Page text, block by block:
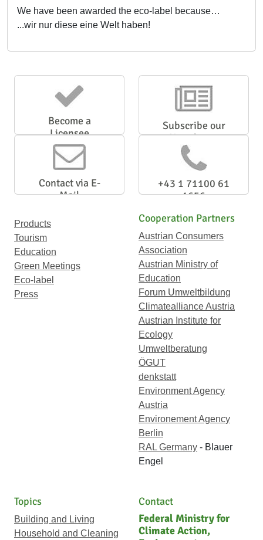
We have been awarded the eco-label because…
...wir nur diese eine Welt haben!
Become a
Licensee
Subscribe our
Newsletter
Contact via E-
Mail
+43 1 71100 61
1656
Products
Tourism
Education
Green Meetings
Eco-label
Press
Cooperation Partners
Austrian Consumers
Association
Austrian Ministry of
Education
Forum Umweltbildung
Climatealliance Austria
Austrian Institute for
Ecology
Umweltberatung
ÖGUT
denkstatt
Environment Agency
Austria
Environement Agency
Berlin
RAL Germany - Blauer
Engel
Topics
Building and Living
Household and Cleaning
Contact
Federal Ministry for
Climate Action,